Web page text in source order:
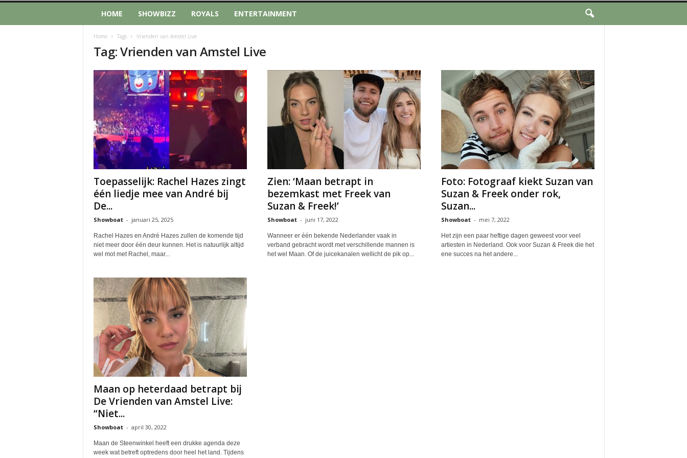
HOME SHOWBIZZ ROYALS ENTERTAINMENT
Home Tags Vrienden van Amstel Live
Tag: Vrienden van Amstel Live
Toepasselijk: Rachel Hazes zingt
één liedje mee van André bij
De...
Showboat - januari 25, 2025
Rachel Hazes en André Hazes zullen de komende tijd
niet meer door één deur kunnen. Het is natuurlijk altijd
wel mot met Rachel, maar...
Zien: ‘Maan betrapt in
bezemkast met Freek van
Suzan & Freek!’
Showboat - juni 17, 2022
Wanneer er één bekende Nederlander vaak in
verband gebracht wordt met verschillende mannen is
het wel Maan. Of de juicekanalen wellicht de pik op...
Foto: Fotograaf kiekt Suzan van
Suzan & Freek onder rok,
Suzan...
Showboat - mei 7, 2022
Het zijn een paar heftige dagen geweest voor veel
artiesten in Nederland. Ook voor Suzan & Freek die het
ene succes na het andere...
Maan op heterdaad betrapt bij
De Vrienden van Amstel Live:
“Niet...
Showboat - april 30, 2022
Maan de Steenwinkel heeft een drukke agenda deze
week wat betreft optredens door heel het land. Tijdens